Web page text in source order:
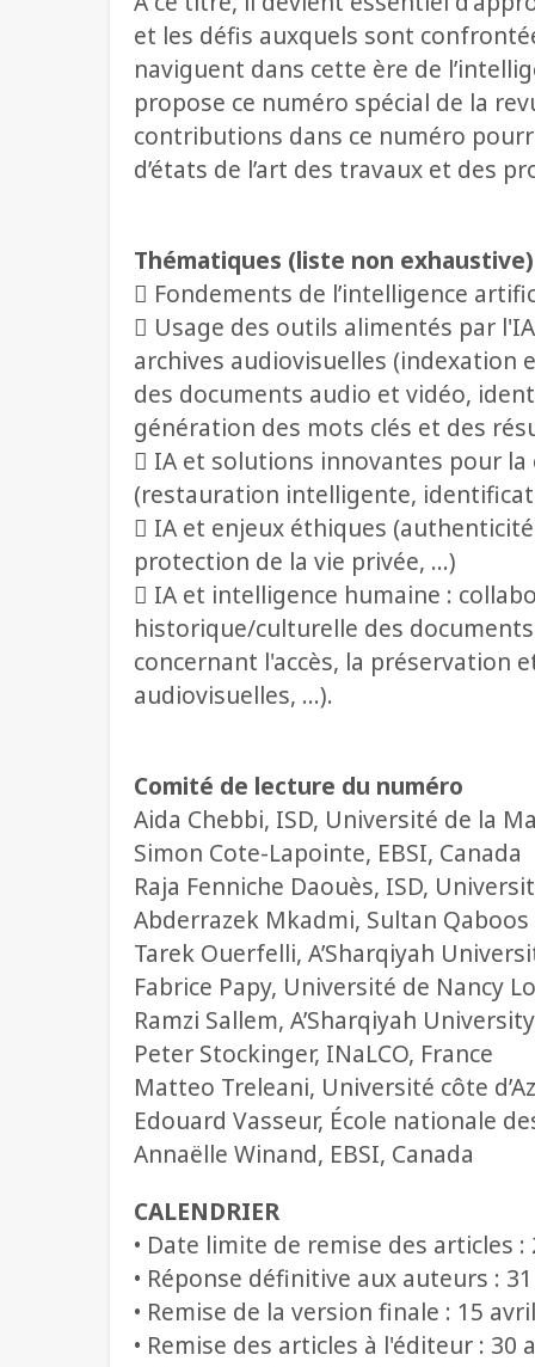
et les défis auxquels sont
naviguent dans cette ère de
propose ce numéro spécial de la
contributions dans ce numéro
d’états de l’art des travaux et des
Thématiques (liste non exhaustive)
 Fondements de l’intelligence
 Usage des outils alimentés par
archives audiovisuelles
des documents audio et vidéo,
génération des mots clés et des
 IA et solutions innovantes pour
(restauration intelligente,
 IA et enjeux éthiques
protection de la vie privée, …)
 IA et intelligence humaine :
historique/culturelle des
concernant l'accès, la préservation
audiovisuelles, …).
Comité de lecture du numéro
Aida Chebbi, ISD, Université de la
Simon Cote-Lapointe, EBSI, Canada
Raja Fenniche Daouès, ISD,
Abderrazek Mkadmi, Sultan
Tarek Ouerfelli, A’Sharqiyah
Fabrice Papy, Université de Nancy
Ramzi Sallem, A’Sharqiyah
Peter Stockinger, INaLCO, France
Matteo Treleani, Université côte
Edouard Vasseur, École nationale
Annaëlle Winand, EBSI, Canada
CALENDRIER
• Date limite de remise des articles
• Réponse définitive aux auteurs :
• Remise de la version finale : 15
• Remise des articles à l'éditeur : 30